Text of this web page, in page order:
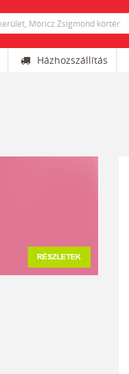
Házhozszállítás